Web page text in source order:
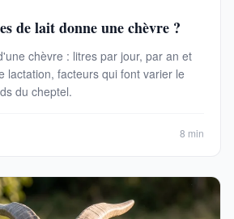
de lait donne une chèvre ?
chèvre : litres par jour, par an et
lactation, facteurs qui font varier le
du cheptel.
8 min